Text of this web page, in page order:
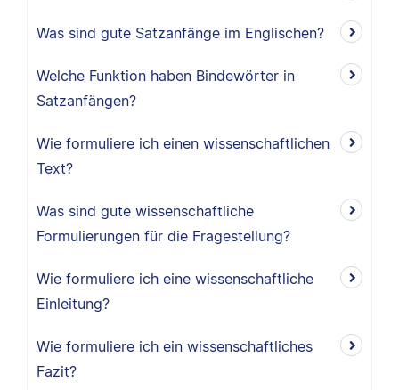
Was sind gute Satzanfänge im Englischen?
Welche Funktion haben Bindewörter in
Satzanfängen?
Wie formuliere ich einen wissenschaftlichen
Text?
Was sind gute wissenschaftliche
Formulierungen für die Fragestellung?
Wie formuliere ich eine wissenschaftliche
Einleitung?
Wie formuliere ich ein wissenschaftliches
Fazit?